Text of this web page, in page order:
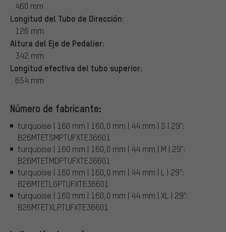
460 mm
Longitud del Tubo de Dirección:
126 mm
Altura del Eje de Pedalier:
342 mm
Longitud efectiva del tubo superior:
654 mm
Número de fabricante:
turquoise | 160 mm | 160,0 mm | 44 mm | S | 29":
B26MTETSMPTUFXTE36601
turquoise | 160 mm | 160,0 mm | 44 mm | M | 29":
B26MTETMDPTUFXTE36601
turquoise | 160 mm | 160,0 mm | 44 mm | L | 29":
B26MTETLGPTUFXTE36601
turquoise | 160 mm | 160,0 mm | 44 mm | XL | 29":
B26MTETXLPTUFXTE36601